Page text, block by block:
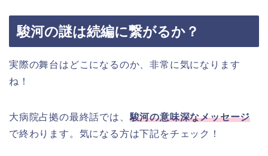
駿河の謎は続編に繋がるか？
実際の舞台はどこになるのか、非常に気になります
ね！
大病院占拠の最終話では、 駿河の意味深なメッセージ
で終わります。気になる方は下記をチェック！